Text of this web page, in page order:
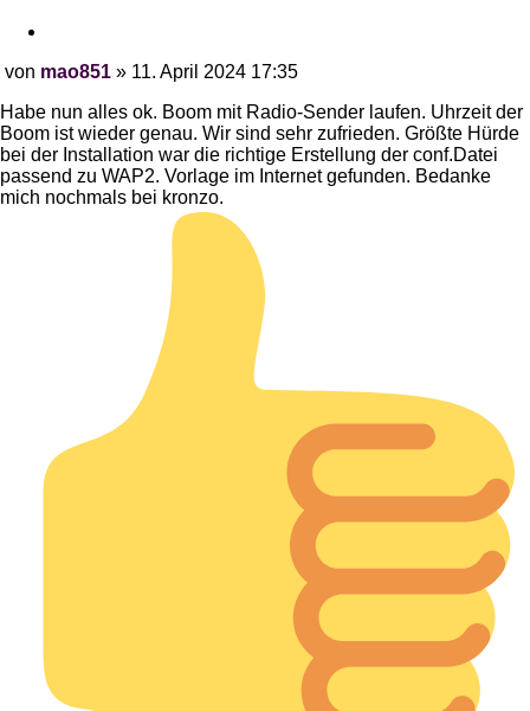
von mao851 » 11. April 2024 17:35
Habe nun alles ok. Boom mit Radio-Sender laufen. Uhrzeit der
Boom ist wieder genau. Wir sind sehr zufrieden. Größte Hürde
bei der Installation war die richtige Erstellung der conf.Datei
passend zu WAP2. Vorlage im Internet gefunden. Bedanke
mich nochmals bei kronzo.